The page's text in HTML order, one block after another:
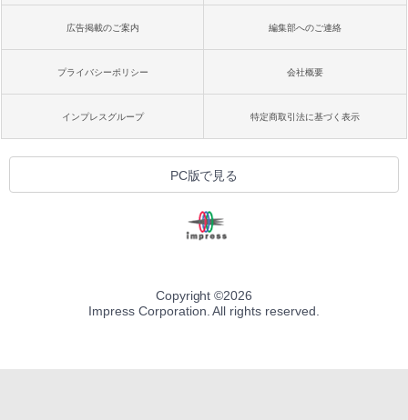
広告掲載のご案内 編集部へのご連絡
プライバシーポリシー 会社概要
インプレスグループ 特定商取引法に基づく表示
PC版で見る
Copyright ©2026
Impress Corporation. All rights reserved.